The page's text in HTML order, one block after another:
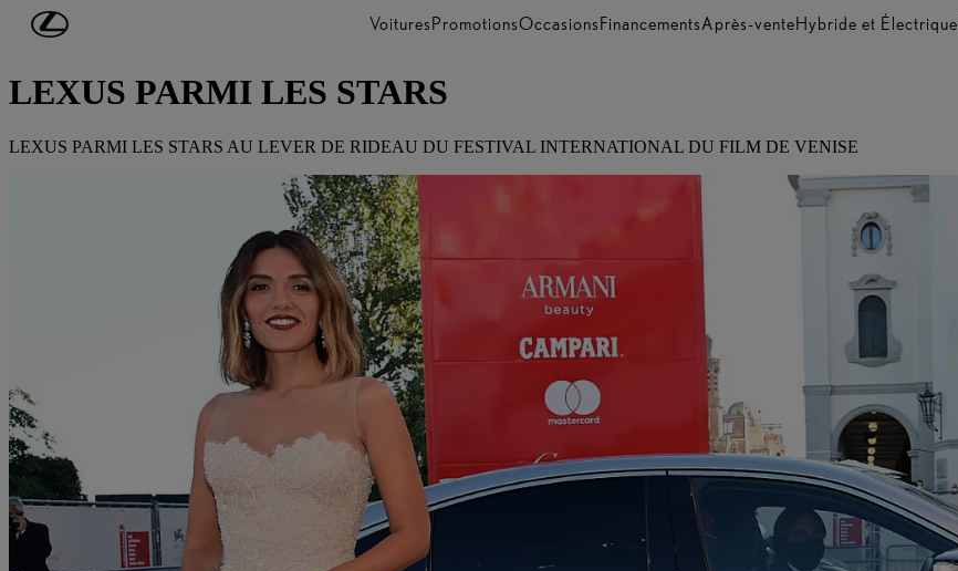
Passer au contenu principal VoituresPromotionsOccasionsFinancementsAprès-venteHybride et Électrique
DÉCOUVREZ LEXUS
LEXUS PARMI LES STARS
LEXUS PARMI LES STARS AU LEVER DE RIDEAU DU FESTIVAL INTERNATIONAL DU FILM DE VENISE